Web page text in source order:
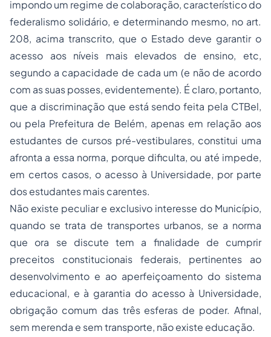
impondo um regime de colaboração, característico do
federalismo solidário, e determinando mesmo, no art.
208, acima transcrito, que o Estado deve garantir o
acesso aos níveis mais elevados de ensino, etc,
segundo a capacidade de cada um (e não de acordo
com as suas posses, evidentemente). É claro, portanto,
que a discriminação que está sendo feita pela CTBel,
ou pela Prefeitura de Belém, apenas em relação aos
estudantes de cursos pré-vestibulares, constitui uma
afronta a essa norma, porque dificulta, ou até impede,
em certos casos, o acesso à Universidade, por parte
dos estudantes mais carentes.
Não existe peculiar e exclusivo interesse do Município,
quando se trata de transportes urbanos, se a norma
que ora se discute tem a finalidade de cumprir
preceitos constitucionais federais, pertinentes ao
desenvolvimento e ao aperfeiçoamento do sistema
educacional, e à garantia do acesso à Universidade,
obrigação comum das três esferas de poder. Afinal,
sem merenda e sem transporte, não existe educação.